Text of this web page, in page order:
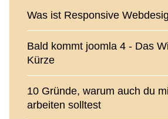
Was ist Responsive
Bald kommt joomla 4 - Das
Kürze
10 Gründe, warum auch du
arbeiten solltest